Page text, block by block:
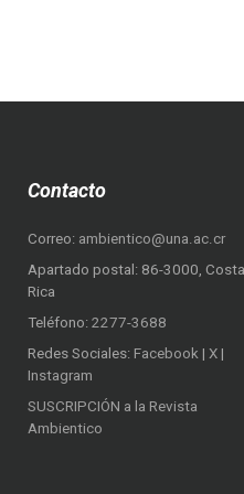
Contacto
Correo: ambientico@una.ac.cr
Apartado postal: 86-3000, Costa
Rica
Teléfono: 2277-3688
Redes Sociales: Facebook | X |
Instagram
SUSCRIPCIÓN a la Revista
Ambientico